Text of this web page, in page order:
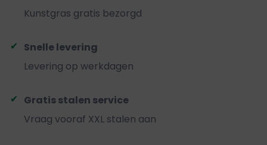
Kunstgras gratis bezorgd
Snelle levering
Levering op werkdagen
Gratis stalen service
Vraag vooraf XXL stalen aan